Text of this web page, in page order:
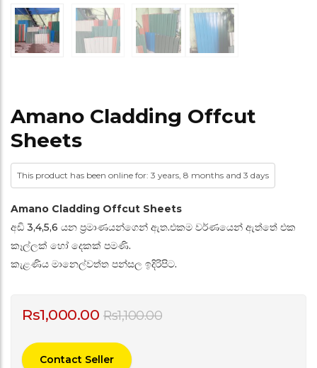
Amano Cladding Offcut
Sheets
This product has been online for: 3 years, 8 months and 3 days
Amano Cladding Offcut Sheets
අඩි 3,4,5,6 යන ප්‍රමාණයන්ගෙන් ඇත.එකම වර්ණයෙන් ඇත්තේ එක
කෑල්ලක් හෝ දෙකක් පමණි.
කැළණිය මානෙල්වත්ත පන්සල ඉදිරිපිට.
Rs1,100.00
Rs1,000.00
Contact Seller